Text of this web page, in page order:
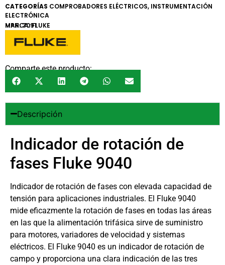
CATEGORÍAS COMPROBADORES ELÉCTRICOS, INSTRUMENTACIÓN
ELECTRÓNICA
MARCA:FLUKE
MPN: 7091
Comparte este producto:
Descripción
Indicador de rotación de
fases Fluke 9040
Indicador de rotación de fases con elevada capacidad de
tensión para aplicaciones industriales. El Fluke 9040
mide eficazmente la rotación de fases en todas las áreas
en las que la alimentación trifásica sirve de suministro
para motores, variadores de velocidad y sistemas
eléctricos. El Fluke 9040 es un indicador de rotación de
campo y proporciona una clara indicación de las tres